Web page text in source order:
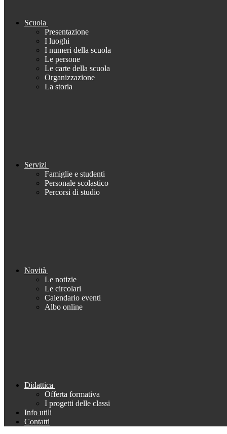
Scuola
Presentazione
I luoghi
I numeri della scuola
Le persone
Le carte della scuola
Organizzazione
La storia
Servizi
Famiglie e studenti
Personale scolastico
Percorsi di studio
Novità
Le notizie
Le circolari
Calendario eventi
Albo online
Didattica
Offerta formativa
I progetti delle classi
Info utili
Contatti